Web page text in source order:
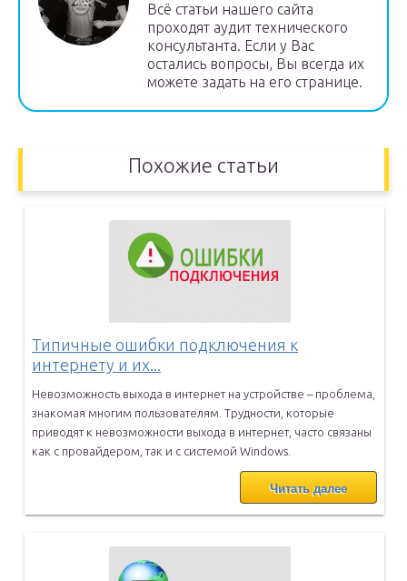
Всё статьи нашего сайта
проходят аудит технического
консультанта. Если у Вас
остались вопросы, Вы всегда их
можете задать на его странице.
Похожие статьи
Типичные ошибки подключения к
интернету и их...
Невозможность выхода в интернет на устройстве – проблема,
знакомая многим пользователям. Трудности, которые
приводят к невозможности выхода в интернет, часто связаны
как с провайдером, так и с системой Windows.
Читать далее